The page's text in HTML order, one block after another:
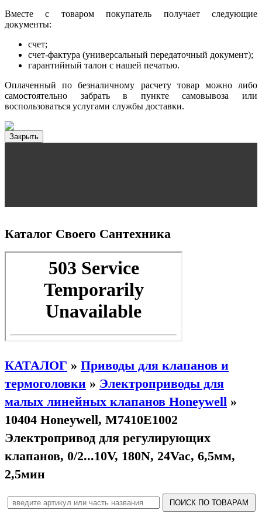
Вместе с товаром покупатель получает следующие
документы:
счет;
счет-фактура (универсальный передаточный документ);
гарантийный талон с нашей печатью.
Оплаченный по безналичному расчету товар можно либо
самостоятельно забрать в пункте самовывоза или
воспользоваться услугами службы доставки.
Закрыть
Каталог Своего Сантехника
КАТАЛОГ » Приводы для клапанов и
термоголовки » Электроприводы для
малых линейных клапанов Honeywell »
10404 Honeywell, M7410E1002
Электропривод для регулирующих
клапанов, 0/2...10V, 180N, 24Vac, 6,5мм,
2,5мин